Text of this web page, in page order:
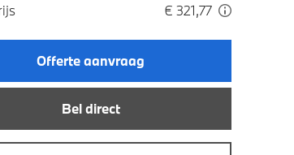
€ 321,77
Offerte aanvraag
Bel direct